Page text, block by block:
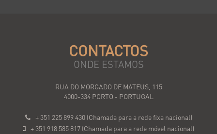
CONTACTOS
ONDE ESTAMOS
RUA DO MORGADO DE MATEUS, 115
4000-334 PORTO - PORTUGAL
+ 351 225 899 430 (Chamada para a rede fixa nacional)
+ 351 918 585 817 (Chamada para a rede móvel nacional)